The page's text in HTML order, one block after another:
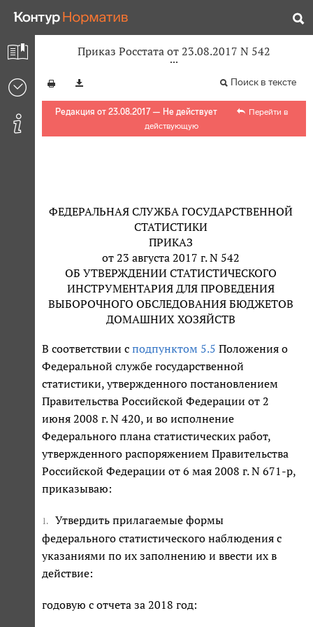
Приказ Росстата от 23.08.2017 N 542
Поиск в тексте
Редакция от 23.08.2017 — Не действует
Перейти в
действующую
ФЕДЕРАЛЬНАЯ СЛУЖБА ГОСУДАРСТВЕННОЙ
СТАТИСТИКИ
ПРИКАЗ
от 23 августа 2017 г. N 542
ОБ УТВЕРЖДЕНИИ СТАТИСТИЧЕСКОГО
ИНСТРУМЕНТАРИЯ ДЛЯ ПРОВЕДЕНИЯ
ВЫБОРОЧНОГО ОБСЛЕДОВАНИЯ БЮДЖЕТОВ
ДОМАШНИХ ХОЗЯЙСТВ
В соответствии с подпунктом 5.5 Положения о
Федеральной службе государственной
статистики, утвержденного постановлением
Правительства Российской Федерации от 2
июня 2008 г. N 420, и во исполнение
Федерального плана статистических работ,
утвержденного распоряжением Правительства
Российской Федерации от 6 мая 2008 г. N 671-р,
приказываю:
1.
Утвердить прилагаемые формы
федерального статистического наблюдения с
указаниями по их заполнению и ввести их в
действие:
годовую с отчета за 2018 год: